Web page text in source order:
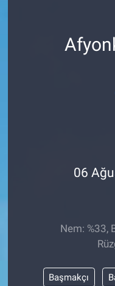
06
Nem: %33,
Başmakçı